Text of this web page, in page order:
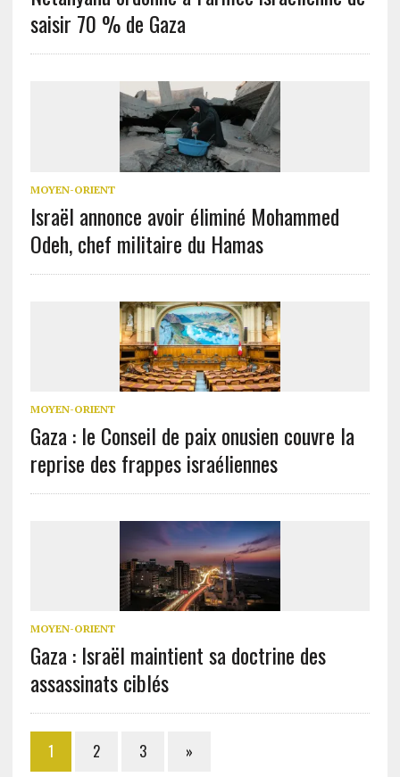
saisir 70 % de Gaza
MOYEN-ORIENT
Israël annonce avoir éliminé Mohammed
Odeh, chef militaire du Hamas
MOYEN-ORIENT
Gaza : le Conseil de paix onusien couvre la
reprise des frappes israéliennes
MOYEN-ORIENT
Gaza : Israël maintient sa doctrine des
assassinats ciblés
1 2 3 »